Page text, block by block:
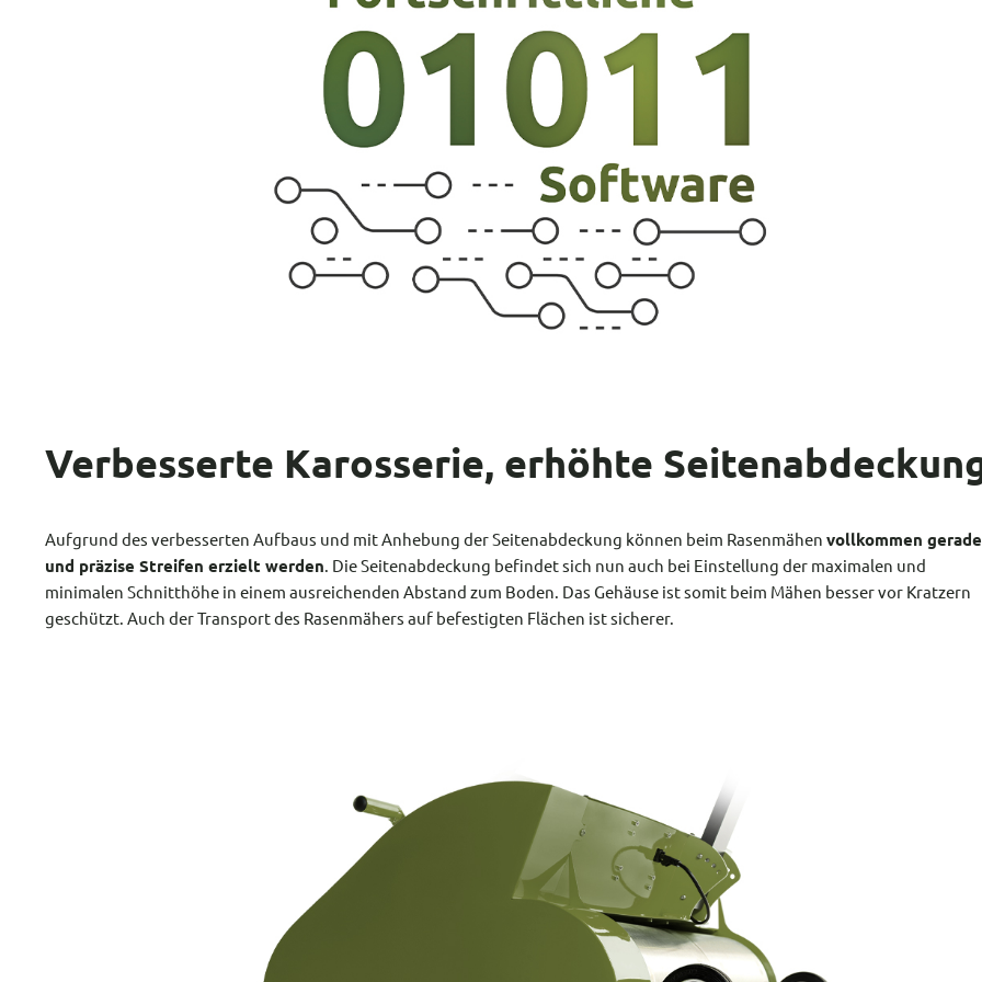
Verbesserte Karosserie, erhöhte
Aufgrund des verbesserten Aufbaus und mit Anhebung der Seitenabdeckung können beim Rasenmähen vollkommen gerade
und präzise Streifen erzielt werden. Die Seitenabdeckung befindet sich nun auch bei Einstellung der maximalen und
minimalen Schnitthöhe in einem ausreichenden Abstand zum Boden. Das Gehäuse ist somit beim Mähen besser vor Kratzern
geschützt. Auch der Transport des Rasenmähers auf befestigten Flächen ist sicherer.